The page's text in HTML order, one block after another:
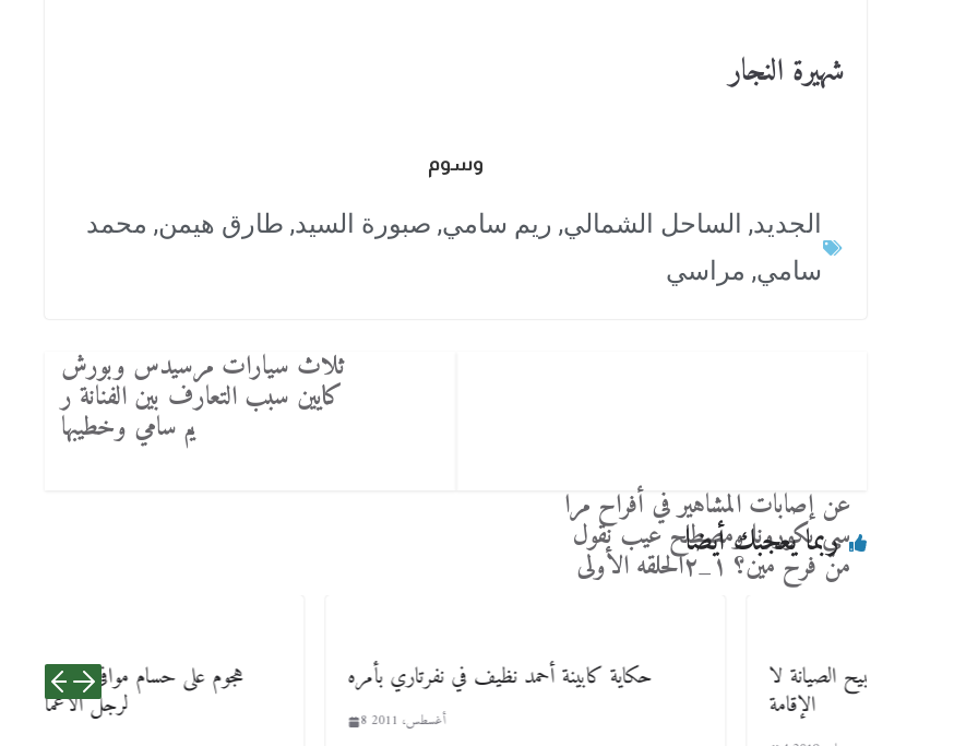
شهيرة النجار
وسوم
الجديد, الساحل الشمالي, ريم سامي, صبورة السيد, طارق هيمن, محمد
سامي, مراسي
عن إصابات المشاهير في أفراح مرا
سي بكورونا ومصطلح عيب نقول
من فرح مين؟ ١_٢الحلقه الأولى
ثلاث سيارات مرسيدس وبورش
كايين سبب التعارف بين الفنانة ر
يم سامي وخطيبها
ربما يعجبك أيضا
حكاية كابينة أحمد نظيف في نفرتاري بأمره توكيل “نظيف” لمشترى كابينته يبيح الصيانة لا